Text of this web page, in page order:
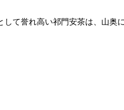
誉れ高い祁門安茶は、山奥